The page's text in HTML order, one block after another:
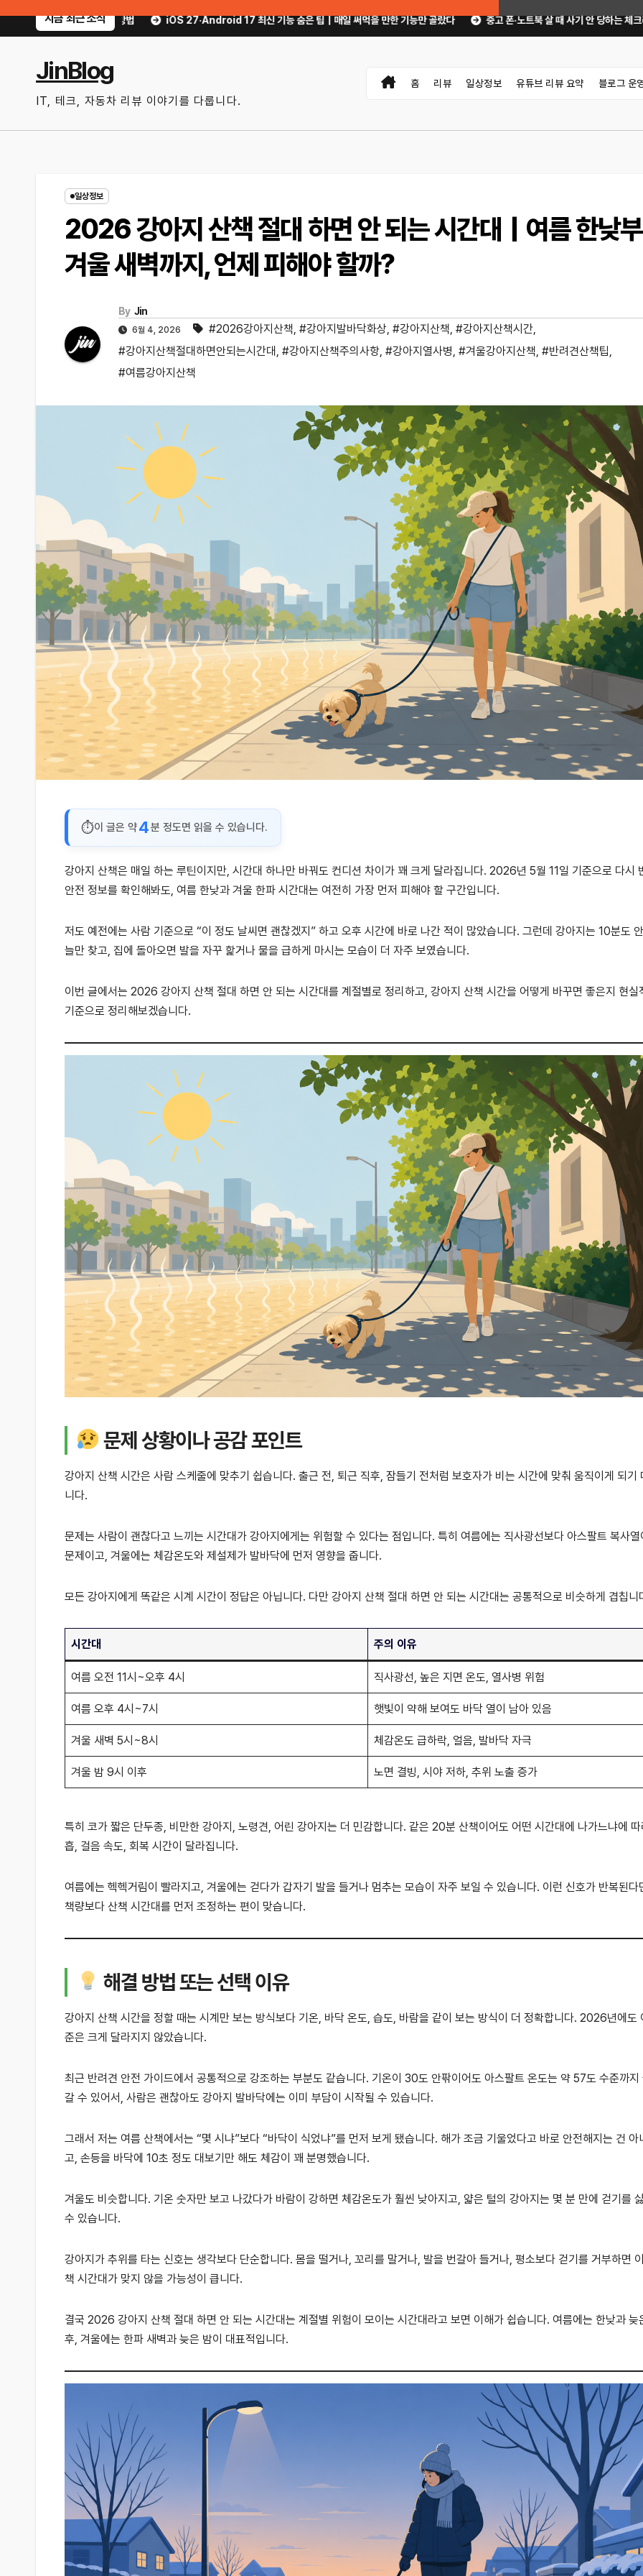
지금 최근 소식
iOS 27·Android 17 최신 기능 숨은 팁｜매일 써먹을 만한 기능만 골랐다 중고 폰·노트북 살 때 사기 안 당하는 체크리스트｜직거래 전 무엇
JinBlog
IT, 테크, 자동차 리뷰 이야기를 다룹니다.
홈 리뷰 일상정보 유튜브 리뷰 요약 블로그 운
일상정보
2026 강아지 산책 절대 하면 안 되는 시간대｜여름 한낮
겨울 새벽까지, 언제 피해야 할까?
By Jin
6월 4, 2026 #2026강아지산책, #강아지발바닥화상, #강아지산책, #강아지산책시간,
#강아지산책절대하면안되는시간대 , #강아지산책주의사항, #강아지열사병, #겨울강아지산책, #반려견산책팁,
#여름강아지산책
이 글은 약4분 정도면 읽을 수 있습니다.
강아지 산책은 매일 하는 루틴이지만, 시간대 하나만 바꿔도 컨디션 차이가 꽤 크게 달라집니다. 2026년 5월 11일 기준으로 다시
안전 정보를 확인해봐도, 여름 한낮과 겨울 한파 시간대는 여전히 가장 먼저 피해야 할 구간입니다.
저도 예전에는 사람 기준으로 “이 정도 날씨면 괜찮겠지” 하고 오후 시간에 바로 나간 적이 많았습니다. 그런데 강아지는 10분도
늘만 찾고, 집에 돌아오면 발을 자꾸 핥거나 물을 급하게 마시는 모습이 더 자주 보였습니다.
이번 글에서는 2026 강아지 산책 절대 하면 안 되는 시간대를 계절별로 정리하고, 강아지 산책 시간을 어떻게 바꾸면 좋은지 현실
기준으로 정리해보겠습니다.
문제 상황이나 공감 포인트
강아지 산책 시간은 사람 스케줄에 맞추기 쉽습니다. 출근 전, 퇴근 직후, 잠들기 전처럼 보호자가 비는 시간에 맞춰 움직이게 되기
니다.
문제는 사람이 괜찮다고 느끼는 시간대가 강아지에게는 위험할 수 있다는 점입니다. 특히 여름에는 직사광선보다 아스팔트 복사열
문제이고, 겨울에는 체감온도와 제설제가 발바닥에 먼저 영향을 줍니다.
모든 강아지에게 똑같은 시계 시간이 정답은 아닙니다. 다만 강아지 산책 절대 하면 안 되는 시간대는 공통적으로 비슷하게 겹칩니
시간대 주의 이유
여름 오전 11시~오후 4시 직사광선, 높은 지면 온도, 열사병 위험
여름 오후 4시~7시 햇빛이 약해 보여도 바닥 열이 남아 있음
겨울 새벽 5시~8시 체감온도 급하락, 얼음, 발바닥 자극
겨울 밤 9시 이후 노면 결빙, 시야 저하, 추위 노출 증가
특히 코가 짧은 단두종, 비만한 강아지, 노령견, 어린 강아지는 더 민감합니다. 같은 20분 산책이어도 어떤 시간대에 나가느냐에 따
흡, 걸음 속도, 회복 시간이 달라집니다.
여름에는 헥헥거림이 빨라지고, 겨울에는 걷다가 갑자기 발을 들거나 멈추는 모습이 자주 보일 수 있습니다. 이런 신호가 반복된다
책량보다 산책 시간대를 먼저 조정하는 편이 맞습니다.
해결 방법 또는 선택 이유
강아지 산책 시간을 정할 때는 시계만 보는 방식보다 기온, 바닥 온도, 습도, 바람을 같이 보는 방식이 더 정확합니다. 2026년에도
준은 크게 달라지지 않았습니다.
최근 반려견 안전 가이드에서 공통적으로 강조하는 부분도 같습니다. 기온이 30도 안팎이어도 아스팔트 온도는 약 57도 수준까지
갈 수 있어서, 사람은 괜찮아도 강아지 발바닥에는 이미 부담이 시작될 수 있습니다.
그래서 저는 여름 산책에서는 “몇 시냐”보다 “바닥이 식었냐”를 먼저 보게 됐습니다. 해가 조금 기울었다고 바로 안전해지는 건 아
고, 손등을 바닥에 10초 정도 대보기만 해도 체감이 꽤 분명했습니다.
겨울도 비슷합니다. 기온 숫자만 보고 나갔다가 바람이 강하면 체감온도가 훨씬 낮아지고, 얇은 털의 강아지는 몇 분 만에 걷기를
수 있습니다.
강아지가 추위를 타는 신호는 생각보다 단순합니다. 몸을 떨거나, 꼬리를 말거나, 발을 번갈아 들거나, 평소보다 걷기를 거부하면
책 시간대가 맞지 않을 가능성이 큽니다.
결국 2026 강아지 산책 절대 하면 안 되는 시간대는 계절별 위험이 모이는 시간대라고 보면 이해가 쉽습니다. 여름에는 한낮과 늦
후, 겨울에는 한파 새벽과 늦은 밤이 대표적입니다.